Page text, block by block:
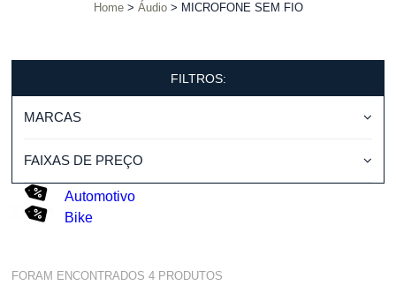
Home Áudio MICROFONE SEM FIO
FILTROS:
MARCAS
FAIXAS DE PREÇO
Automotivo
Bike
FORAM ENCONTRADOS4 PRODUTOS